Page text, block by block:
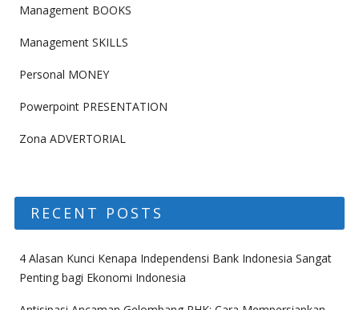
Management BOOKS
Management SKILLS
Personal MONEY
Powerpoint PRESENTATION
Zona ADVERTORIAL
RECENT POSTS
4 Alasan Kunci Kenapa Independensi Bank Indonesia Sangat
Penting bagi Ekonomi Indonesia